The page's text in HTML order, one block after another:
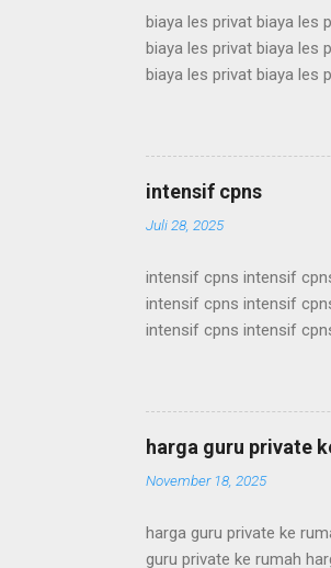
biaya les privat biaya les
biaya les privat biaya les
biaya les privat biaya les
biaya les privat biaya
biaya les privat biaya les
biaya les privat biaya les
intensif cpns
Juli 28, 2025
intensif cpns intensif
intensif cpns intensif
intensif cpns intensif
intensif cpns intensif
intensif cpns intensif
intensif cpns intensif
intensif cpns intensif
harga guru private
November 18, 2025
harga guru private ke
guru private ke rumah